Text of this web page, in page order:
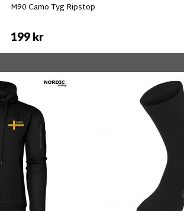
M90 Camo Tyg Ripstop
199 kr